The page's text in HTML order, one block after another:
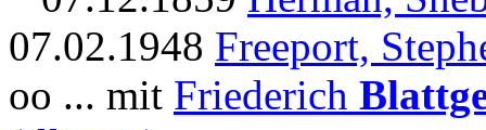
07.02.1948 Freeport,
oo ... mit Friederich